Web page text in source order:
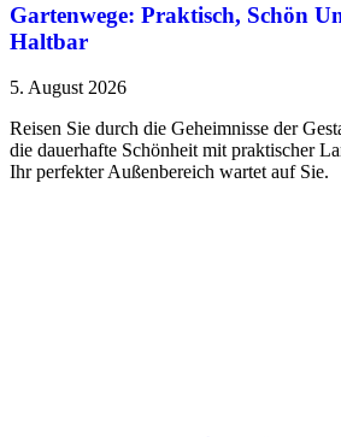
Gartenwege: Praktisch, Schön
Haltbar
5. August 2026
Reisen Sie durch die Geheimnisse der
die dauerhafte Schönheit mit praktischer
Ihr perfekter Außenbereich wartet auf Sie.